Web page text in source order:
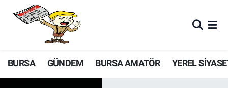
BURSA GÜNDEM BURSA AMATÖR YEREL